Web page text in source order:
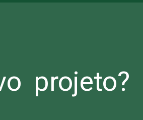
projeto?